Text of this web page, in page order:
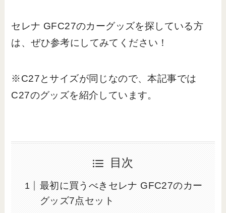
セレナ GFC27のカーグッズを探している方
は、ぜひ参考にしてみてください！
※C27とサイズが同じなので、本記事では
C27のグッズを紹介しています。
目次
最初に買うべきセレナ GFC27のカー
グッズ7点セット